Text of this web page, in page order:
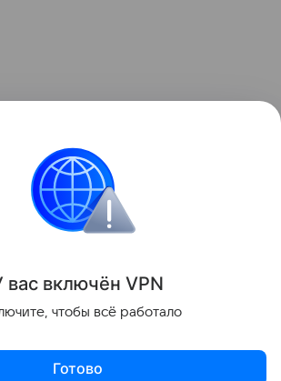
вас включён VPN
чтобы всё работало
Готово